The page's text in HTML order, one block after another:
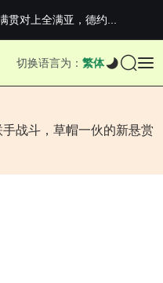
贯对上全满亚，德约...
正式上线，官...
不要太离谱
不要太离谱
切换语言为： 繁体
战斗，草帽一伙的新悬赏